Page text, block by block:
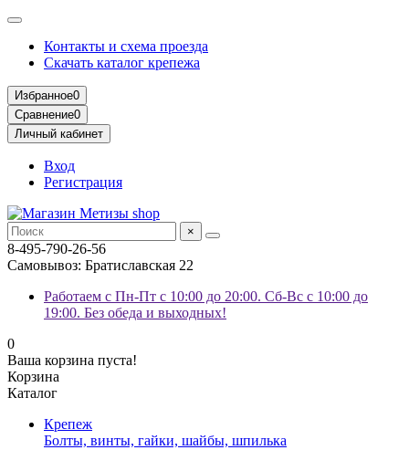
Контакты и схема проезда
Скачать каталог крепежа
Избранное0
Сравнение0
Личный кабинет
Вход
Регистрация
×
8-495-790-26-56
Самовывоз: Братиславская 22
Работаем с Пн-Пт с 10:00 до 20:00. Сб-Вс с 10:00 до
19:00. Без обеда и выходных!
0
Ваша корзина пуста!
Корзина
Каталог
Крепеж
Болты, винты, гайки, шайбы, шпилька